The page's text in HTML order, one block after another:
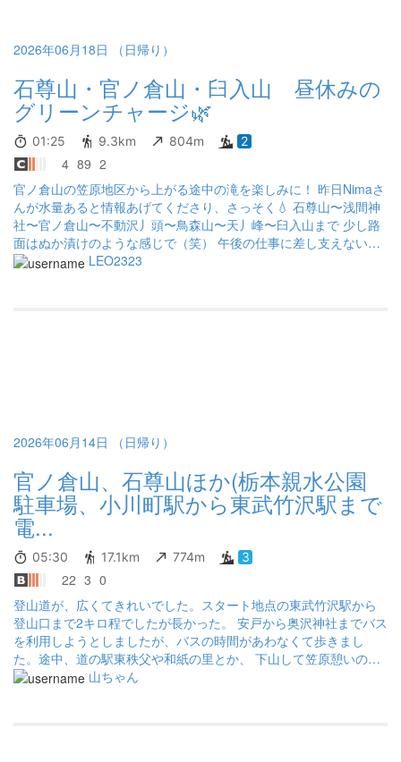
2026年06月18日 （日帰り）
石尊山・官ノ倉山・臼入山 昼休みの
グリーンチャージ🌿
01:25 9.3km 804m 2
4 89 2
官ノ倉山の笠原地区から上がる途中の滝を楽しみに！ 昨日Nimaさ
んが水量あると情報あげてくださり、さっそく💧 石尊山〜浅間神
社〜官ノ倉山〜不動沢丿頭〜鳥森山〜天丿峰〜臼入山まで 少し路
面はぬか漬けのような感じで（笑） 午後の仕事に差し支えないよ
うに！不動の滝で行水だ〜 こけないように下りは慎重に。 今日も
LEO2323
2026年06月14日 （日帰り）
官ノ倉山、石尊山ほか(栃本親水公園
駐車場、小川町駅から東武竹沢駅まで
電...
05:30 17.1km 774m 3
22 3 0
登山道が、広くてきれいでした。スタート地点の東武竹沢駅から
登山口まで2キロ程でしたが長かった。 安戸から奥沢神社までバス
を利用しようとしましたが、バスの時間があわなくて歩きまし
た。途中、道の駅東秩父や和紙の里とか、 下山して笠原憩いの場
から栃本親水公園の駐車場まで３キロ程でしたが、大変長く感じ
山ちゃん